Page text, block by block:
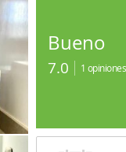
Bueno
7.0 1 opiniones